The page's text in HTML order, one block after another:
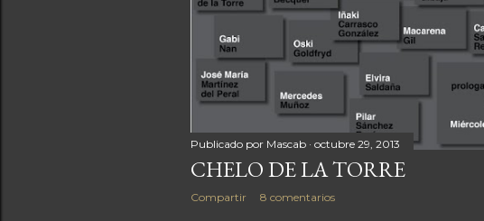
a
Publicado por Mascab octubre 29, 2013
CHELO DE LA TORRE
Compartir 8 comentarios